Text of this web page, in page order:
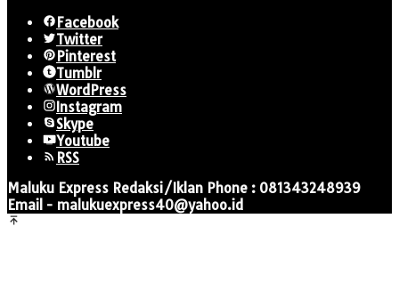
Facebook
Twitter
Pinterest
Tumblr
WordPress
Instagram
Skype
Youtube
RSS
Maluku Express Redaksi/Iklan Phone : 081343248939
Email - malukuexpress40@yahoo.id